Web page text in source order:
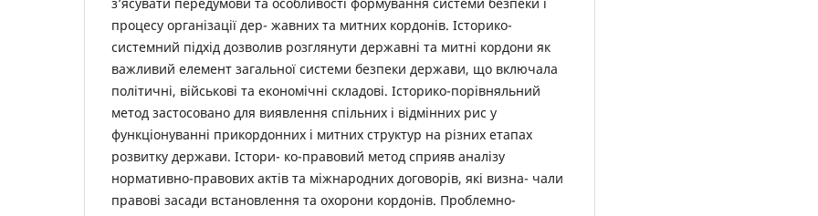
процесу організації дер- жавних та митних кордонів. Історико-
системний підхід дозволив розглянути державні та митні кордони як
важливий елемент загальної системи безпеки держави, що включала
політичні, військові та економічні складові. Історико-порівняльний
метод застосовано для виявлення спільних і відмінних рис у
функціонуванні прикордонних і митних структур на різних етапах
розвитку держави. Істори- ко-правовий метод сприяв аналізу
нормативно-правових актів та міжнародних договорів, які визна- чали
правові засади встановлення та охорони кордонів. Проблемно-